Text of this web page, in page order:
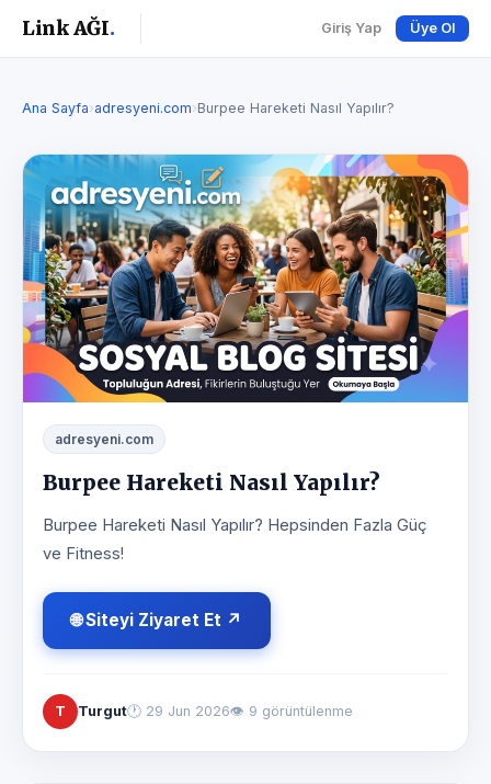
Link AĞI. Giriş Yap Üye Ol
Ana Sayfa›adresyeni.com›Burpee Hareketi Nasıl Yapılır?
adresyeni.com
Burpee Hareketi Nasıl Yapılır?
Burpee Hareketi Nasıl Yapılır? Hepsinden Fazla Güç
ve Fitness!
🌐 Siteyi Ziyaret Et ↗
T Turgut🕐 29 Jun 2026👁 9 görüntülenme